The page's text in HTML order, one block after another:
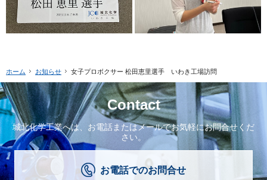
ホーム お知らせ 女子プロボクサー 松田恵里選手 いわき工場訪問
Contact
城北化学工業へは、 お電話またはメールでお気軽にお問合せくだ
さい。
お電話でのお問合せ